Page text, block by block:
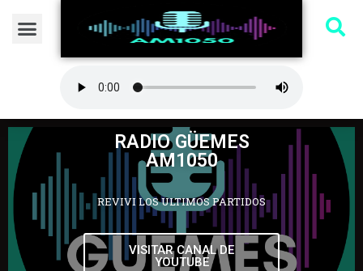
RADIO GÜEMES
AM1050
REVIVI LOS ULTIMOS PARTIDOS
VISITAR CANAL DE
YOUTUBE